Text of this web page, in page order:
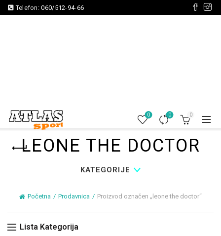
Telefon:060/512-94-66
0 0 0
LEONE THE DOCTOR
KATEGORIJE
Početna Prodavnica Proizvod označen „leone the doctor“
Lista Kategorija